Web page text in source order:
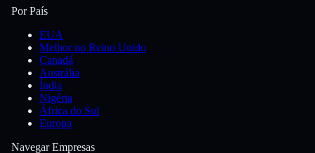
Por País
EUA
Melhor no Reino Unido
Canadá
Austrália
Índia
Nigéria
África do Sul
Europa
Navegar Empresas